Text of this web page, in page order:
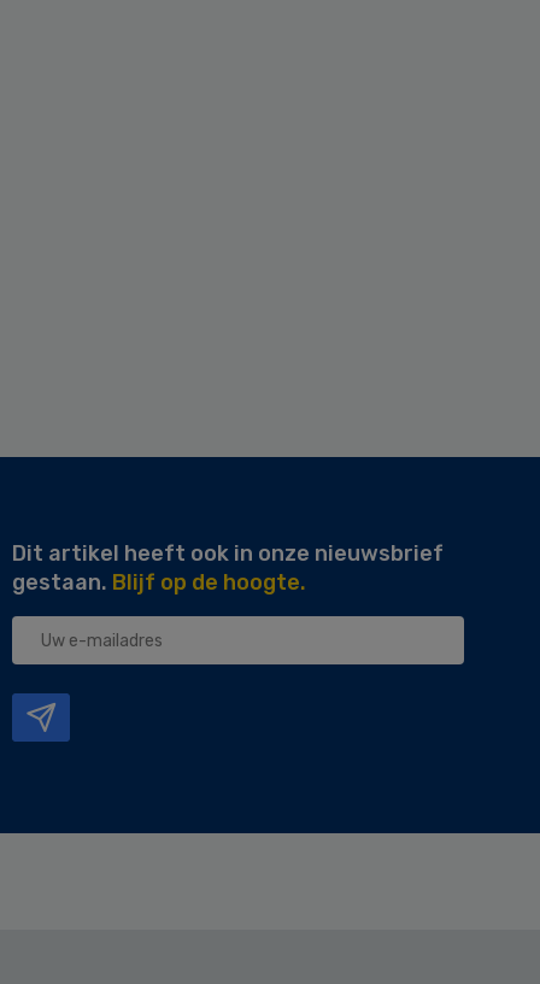
Dit artikel heeft ook in onze nieuwsbrief
gestaan. Blijf op de hoogte.
Uw